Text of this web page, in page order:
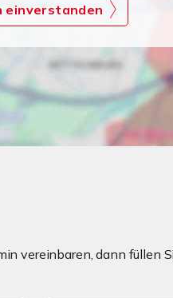
einverstanden
vereinbaren, dann füllen